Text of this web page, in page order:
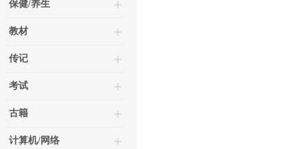
保健/养生
教材
传记
考试
古籍
计算机/网络